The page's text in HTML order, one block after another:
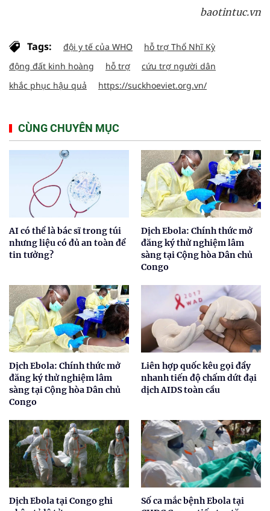
baotintuc.vn
Tags: đội y tế của WHO
hỗ trợ Thổ Nhĩ Kỳ
động đất kinh hoàng
hỗ trợ
cứu trợ người dân
khắc phục hậu quả
https://suckhoeviet.org.vn/
CÙNG CHUYÊN MỤC
AI có thể là bác sĩ trong túi
nhưng liệu có đủ an toàn để
tin tưởng?
Dịch Ebola: Chính thức mở
đăng ký thử nghiệm lâm
sàng tại Cộng hòa Dân chủ
Congo
Dịch Ebola: Chính thức mở
đăng ký thử nghiệm lâm
sàng tại Cộng hòa Dân chủ
Congo
Liên hợp quốc kêu gọi đẩy
nhanh tiến độ chấm dứt đại
dịch AIDS toàn cầu
Dịch Ebola tại Congo ghi
Số ca mắc bệnh Ebola tại